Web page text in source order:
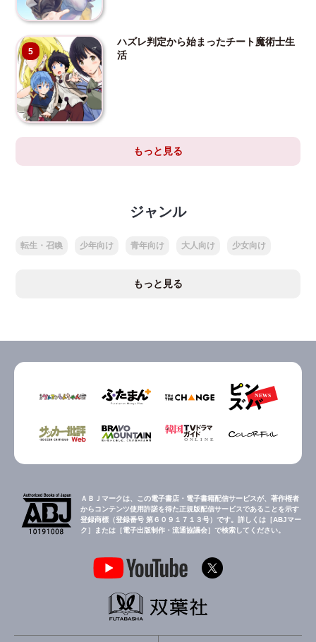
5
ハズレ判定から始まったチート魔術士生
活
もっと見る
ジャンル
転生・召喚 少年向け 青年向け 大人向け 少女向け
もっと見る
ＡＢＪマークは、この電子書店・電子書籍配信サービスが、著作権者
からコンテンツ使用許諾を得た正規版配信サービスであることを示す
登録商標（登録番号 第６０９１７１３号）です。詳しくは［ABJマー
ク］または［電子出版制作・流通協議会］で検索してください。